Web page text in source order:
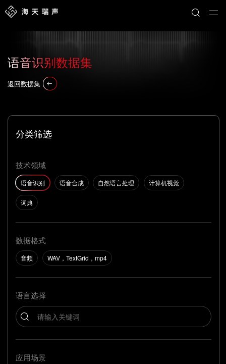
语音识别数据集
返回数据集
分类筛选
技术领域
语音识别 语音合成 自然语言处理 计算机视觉
词典
数据格式
音频 WAV，TextGrid，mp4
语言选择
应用场景